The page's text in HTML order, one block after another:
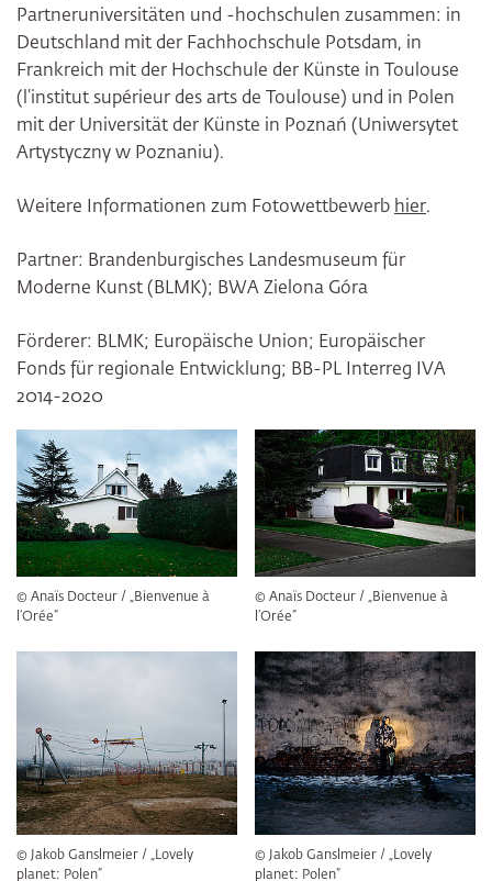
Partneruniversitäten und -hochschulen zusammen: in
Deutschland mit der Fachhochschule Potsdam, in
Frankreich mit der Hochschule der Künste in Toulouse
(l’institut supérieur des arts de Toulouse) und in Polen
mit der Universität der Künste in Poznań (Uniwersytet
Artystyczny w Poznaniu).
Weitere Informationen zum Fotowettbewerb hier.
Partner: Brandenburgisches Landesmuseum für
Moderne Kunst (BLMK); BWA Zielona Góra
Förderer: BLMK; Europäische Union; Europäischer
Fonds für regionale Entwicklung; BB-PL Interreg IVA
2014-2020
© Anaïs Docteur / „Bienvenue à
l’Orée“
© Anaïs Docteur / „Bienvenue à
l’Orée“
© Jakob Ganslmeier / „Lovely
planet: Polen“
© Jakob Ganslmeier / „Lovely
planet: Polen“